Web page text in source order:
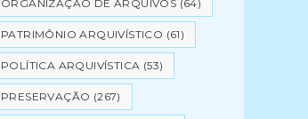
ORGANIZAÇÃO DE ARQUIVOS (64)
PATRIMÔNIO ARQUIVÍSTICO (61)
POLÍTICA ARQUIVÍSTICA (53)
PRESERVAÇÃO (267)